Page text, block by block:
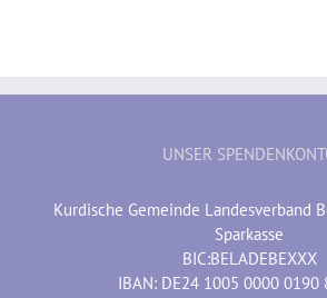
UNSER
Kurdische Gemeinde Landesverband
Sparkasse
BIC:BELADEBEXXX
IBAN: DE24 1005 0000 0190